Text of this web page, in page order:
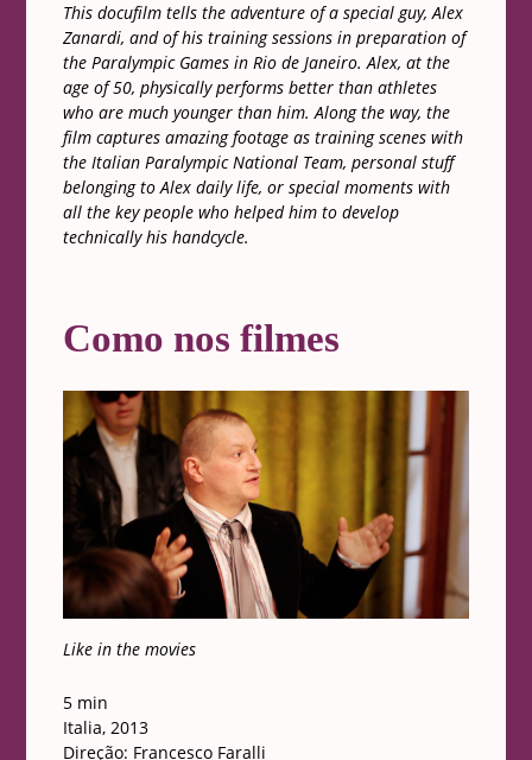
This docufilm tells the adventure of a special guy, Alex
Zanardi, and of his training sessions in preparation of
the Paralympic Games in Rio de Janeiro. Alex, at the
age of 50, physically performs better than athletes
who are much younger than him. Along the way, the
film captures amazing footage as training scenes with
the Italian Paralympic National Team, personal stuff
belonging to Alex daily life, or special moments with
all the key people who helped him to develop
technically his handcycle.
Como nos filmes
Like in the movies
5 min
Italia, 2013
Direção: Francesco Faralli